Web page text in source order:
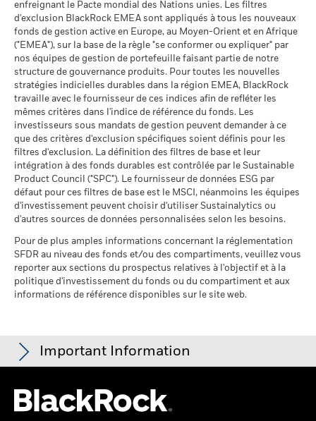
façon dont le fonds a été géré dans le passé
La performance est indiquée sur la base de la Valeur nette
d’inventaire (VNI), avec le revenu brut réinvesti le cas échéant.
Le rendement de votre investissement peut augmenter ou
diminuer en raison des fluctuations des devises si votre
investissement est effectué dans une devise autre que celle
utilisée dans le calcul des performances passées. Source :
Blackrock
Moyenne pondérée de
l'intensité carbone MSCI
(tonnes de CO2e/M$ de
ventes)
au 17/juil./2026
% des avoirs à l'égard
desquels des données ESG
au 17/juil./2026
96,15
Pointage de qualité ESG
MSCI - centile par rapport aux
pairs
au 17/juil./2026
61,29
Fonds dans le groupe de
pairs
au 17/juil./2026
1 400
% de couverture MSCI
Weighted Average Carbon
Intensity
au 17/juil./2026
95,82
du fonds peuvent parfois différer des Notations de fonds ESG
MSCI.
Pour être inclus dans les Notations de fonds MSCI ESG, 65 %
du poids brut du fonds (ou 50 % dans le cas de fonds
Données sur la
participation aux secteurs
d'activité
au 30/juin/2026
96,07%
Pourcentage des avoirs du
fonds à l'égard desquels
des données ne sont pas
disponibles
au 30/juin/2026
L'exposition de BlackRock aux secteurs d'activité, telle qu'elle
est indiquée ci-dessus, pour le charbon thermique et les
sables bitumineux, est calculée et déclarée pour les
entreprises qui tirent plus de 5 % de leurs revenus du
charbon thermique ou des sables bitumineux, tel que défini
par MSCI ESG Research. L’exposition aux entreprises qui
génèrent des revenus à partir du charbon thermique ou des
sables bitumineux (à un seuil de revenus de 0 %), telle que
définie par MSCI ESG Research, se répartit comme suit :
Les indicateurs de participation aux secteurs d'activité sont
calculés par BlackRock à l’aide des données de MSCI ESG
société aux différents secteurs d'activité. BlackRock s’appuie
sur ces données pour fournir une vue d’ensemble des avoirs,
BlackRock Global Funds - Prospectus -
Addendum (French - France)
Sustainability related disclosure - WTP_AG
(en)
Sustainability related disclosure - WTP_AG
(fr)
Voir tous les documents
enfreignant le Pacte mondial des Nations unies. Les filtres
d'exclusion BlackRock EMEA sont appliqués à tous les nouveaux
fonds de gestion active en Europe, au Moyen-Orient et en Afrique
("EMEA"), sur la base de la règle "se conformer ou expliquer" par
nos équipes de gestion de portefeuille faisant partie de notre
structure de gouvernance produits. Pour toutes les nouvelles
stratégies indicielles durables dans la région EMEA, BlackRock
travaille avec le fournisseur de ces indices afin de refléter les
mêmes critères dans l'indice de référence du fonds. Les
investisseurs sous mandats de gestion peuvent demander à ce
que des critères d'exclusion spécifiques soient définis pour les
filtres d'exclusion. La définition des filtres de base et leur
intégration à des fonds durables est contrôlée par le Sustainable
Product Council ("SPC"). Le fournisseur de données ESG par
défaut pour ces filtres de base est le MSCI, néanmoins les équipes
d'investissement peuvent choisir d'utiliser Sustainalytics ou
d'autres sources de données personnalisées selon les besoins.
Pour de plus amples informations concernant la réglementation
SFDR au niveau des fonds et/ou des compartiments, veuillez vous
reporter aux sections du prospectus relatives à l'objectif et à la
politique d'investissement du fonds ou du compartiment et aux
informations de référence disponibles sur le site web.
Important Information
Pour les fonds dont l'objectif de placement comprend des critères
ESG, certaines mesures commerciales ou autres situations